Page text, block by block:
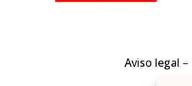
Aviso legal –